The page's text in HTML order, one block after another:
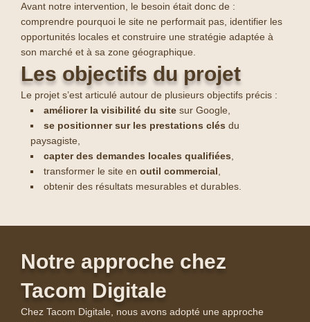
Avant notre intervention, le besoin était donc de :
comprendre pourquoi le site ne performait pas, identifier les
opportunités locales et construire une stratégie adaptée à
son marché et à sa zone géographique.
Les objectifs du projet
Le projet s’est articulé autour de plusieurs objectifs précis :
améliorer la visibilité du site sur Google,
se positionner sur les prestations clés du
paysagiste,
capter des demandes locales qualifiées
transformer le site en outil commercial
obtenir des résultats mesurables et durables.
Notre approche chez
Tacom Digitale
Chez Tacom Digitale, nous avons adopté une approche